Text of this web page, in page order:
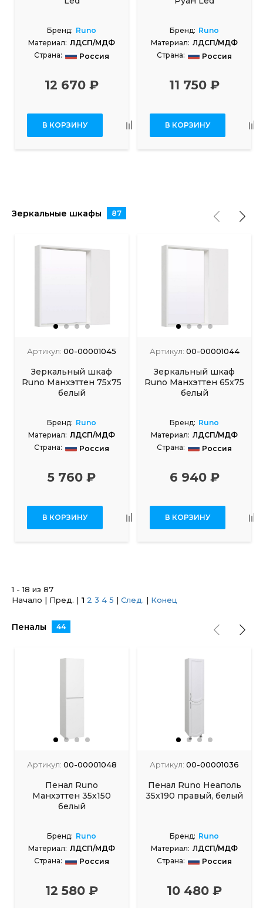
Бренд: Runo
Материал: ЛДСП/МДФ
Страна:
Россия
12 670 ₽
В КОРЗИНУ
Бренд: Runo
Материал: ЛДСП/МДФ
Страна:
Россия
11 750 ₽
В КОРЗИНУ
Зеркальные шкафы 87
Артикул: 00-00001045
Зеркальный шкаф
Runo Манхэттен 75х75
белый
Бренд: Runo
Материал: ЛДСП/МДФ
Страна:
Россия
5 760 ₽
В КОРЗИНУ
Артикул: 00-00001044
Зеркальный шкаф
Runo Манхэттен 65х75
белый
Бренд: Runo
Материал: ЛДСП/МДФ
Страна:
Россия
6 940 ₽
В КОРЗИНУ
1 - 18 из 87
Начало | Пред. | 1 2 3 4 5 | След. | Конец
Пеналы 44
Артикул: 00-00001048
Пенал Runo
Манхэттен 35х150
белый
Бренд: Runo
Материал: ЛДСП/МДФ
Страна:
Россия
12 580 ₽
Артикул: 00-00001036
Пенал Runo Неаполь
35х190 правый, белый
Бренд: Runo
Материал: ЛДСП/МДФ
Страна:
Россия
10 480 ₽